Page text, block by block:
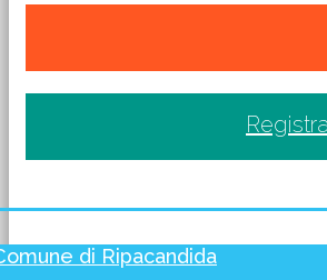
di Ripacandida